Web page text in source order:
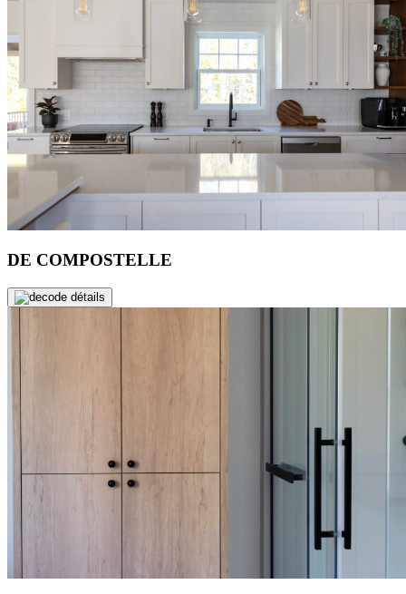
DE COMPOSTELLE
de détails